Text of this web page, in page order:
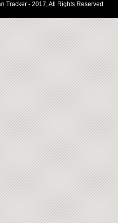
Tracker - 2017, All Rights Reserved